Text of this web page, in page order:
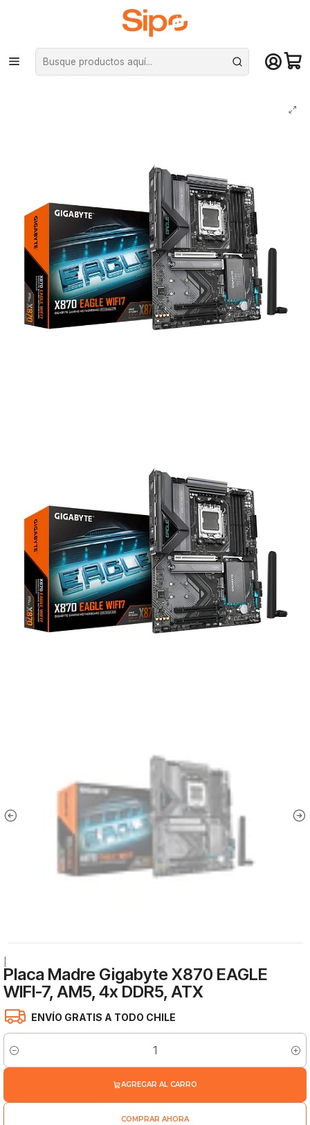
¡Compra hasta mediodía y recibe hoy! De lunes a sábado en el gran
Santiago. Envío gratis desde $29.990
Inicio Componentes PC Placas Madre AMD AM5
Placa Madre Gigabyte X870 EAGLE WIFI-7, AM5, 4x DDR5, ATX
Placa Madre Gigabyte X870 EAGLE
WIFI-7, AM5, 4x DDR5, ATX
ENVÍO GRATIS A TODO CHILE
Cantidad
AGREGAR AL CARRO
COMPRAR AHORA